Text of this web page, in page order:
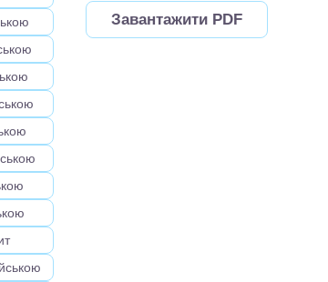
Завантажити PDF